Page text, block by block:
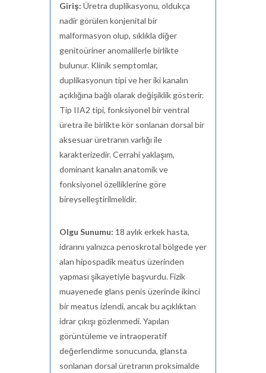
Giriş: Üretra duplikasyonu, oldukça
nadir görülen konjenital bir
malformasyon olup, sıklıkla diğer
genitoüriner anomalilerle birlikte
bulunur. Klinik semptomlar,
duplikasyonun tipi ve her iki kanalın
açıklığına bağlı olarak değişiklik gösterir.
Tip IIA2 tipi, fonksiyonel bir ventral
üretra ile birlikte kör sonlanan dorsal bir
aksesuar üretranın varlığı ile
karakterizedir. Cerrahi yaklaşım,
dominant kanalın anatomik ve
fonksiyonel özelliklerine göre
bireyselleştirilmelidir.
Olgu Sunumu: 18 aylık erkek hasta,
idrarını yalnızca penoskrotal bölgede yer
alan hipospadik meatus üzerinden
yapması şikayetiyle başvurdu. Fizik
muayenede glans penis üzerinde ikinci
bir meatus izlendi, ancak bu açıklıktan
idrar çıkışı gözlenmedi. Yapılan
görüntüleme ve intraoperatif
değerlendirme sonucunda, glansta
sonlanan dorsal üretranın proksimalde